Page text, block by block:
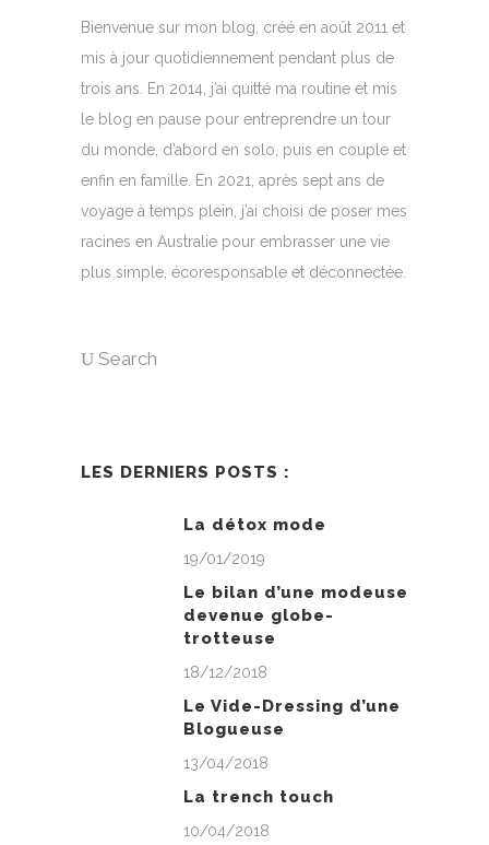
Bienvenue sur mon blog, créé en août 2011 et
mis à jour quotidiennement pendant plus de
trois ans. En 2014, j’ai quitté ma routine et mis
le blog en pause pour entreprendre un tour
du monde, d’abord en solo, puis en couple et
enfin en famille. En 2021, après sept ans de
voyage à temps plein, j’ai choisi de poser mes
racines en Australie pour embrasser une vie
plus simple, écoresponsable et déconnectée.
Search
LES DERNIERS POSTS :
La détox mode
19/01/2019
Le bilan d’une modeuse
devenue globe-
trotteuse
18/12/2018
Le Vide-Dressing d’une
Blogueuse
13/04/2018
La trench touch
10/04/2018